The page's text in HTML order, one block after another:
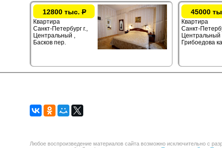
12800 тыс.Р
Квартира
Санкт-Петербург г.,
Центральный ,
Басков пер.
45000
Квартира
Санкт-
Центральный
Грибоедова
Любое воспроизведение материалов сайта возможно исключительно с